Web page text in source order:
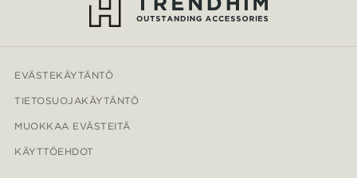
EVÄSTEKÄYTÄNTÖ
TIETOSUOJAKÄYTÄNTÖ
MUOKKAA EVÄSTEITÄ
KÄYTTÖEHDOT